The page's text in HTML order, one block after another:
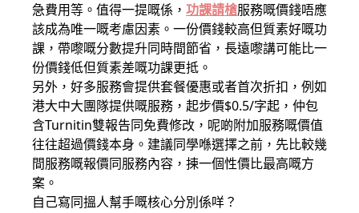
急費用等。值得一提嘅係， 功課請槍服務嘅價錢唔應
該成為唯一嘅考慮因素。一份價錢較高但質素好嘅功
課，帶嚟嘅分數提升同時間節省，長遠嚟講可能比一
份價錢低但質素差嘅功課更抵。
另外，好多服務會提供套餐優惠或者首次折扣，例如
港大中大團隊提供嘅服務，起步價$0.5/字起，仲包
含Turnitin雙報告同免費修改，呢啲附加服務嘅價值
往往超過價錢本身。建議同學喺選擇之前，先比較幾
間服務嘅報價同服務內容，揀一個性價比最高嘅方
案。
自己寫同搵人幫手嘅核心分別係咩？